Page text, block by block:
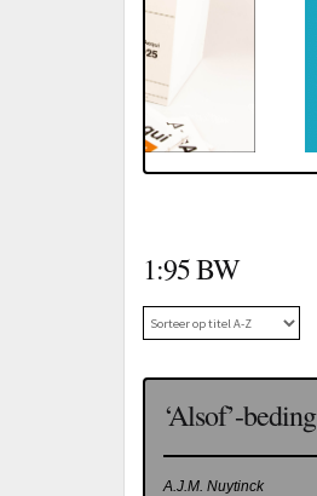
1:95 BW
‘Alsof’-beding
A.J.M. Nuytinck